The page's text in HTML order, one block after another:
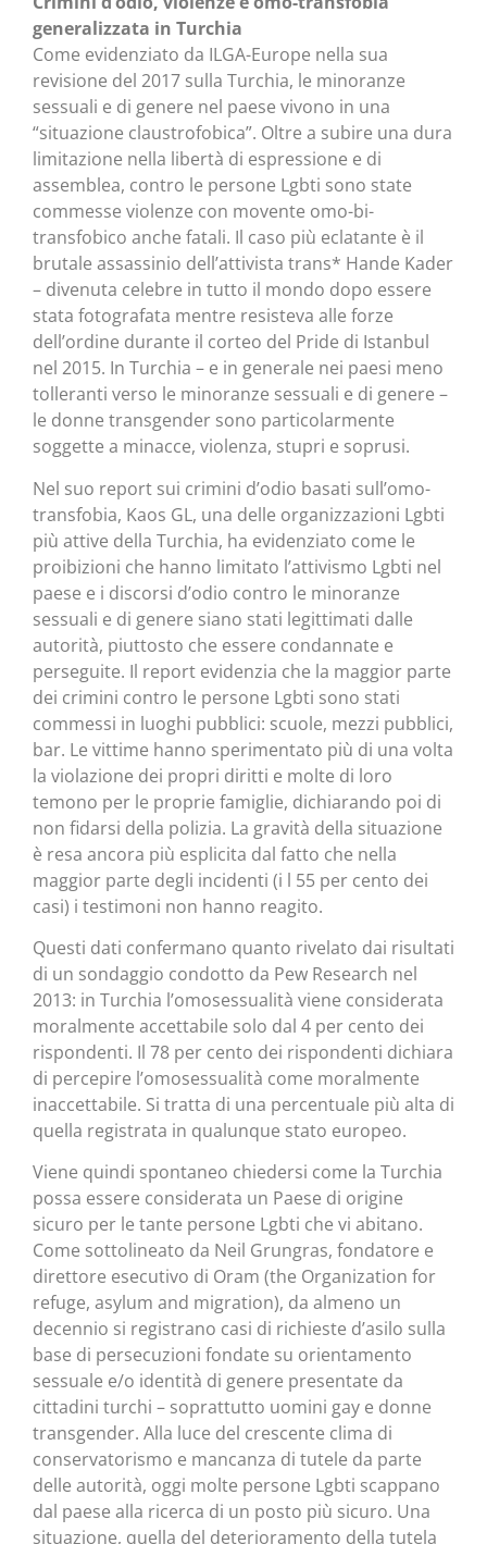
generalizzata in Turchia
Come evidenziato da ILGA-Europe nella sua
revisione del 2017 sulla Turchia, le minoranze
sessuali e di genere nel paese vivono in una
“situazione claustrofobica”. Oltre a subire una dura
limitazione nella libertà di espressione e di
assemblea, contro le persone Lgbti sono state
commesse violenze con movente omo-bi-
transfobico anche fatali. Il caso più eclatante è il
brutale assassinio dell’attivista trans* Hande Kader
– divenuta celebre in tutto il mondo dopo essere
stata fotografata mentre resisteva alle forze
dell’ordine durante il corteo del Pride di Istanbul
nel 2015. In Turchia – e in generale nei paesi meno
tolleranti verso le minoranze sessuali e di genere –
le donne transgender sono particolarmente
soggette a minacce, violenza, stupri e soprusi.
Nel suo report sui crimini d’odio basati sull’omo-
transfobia, Kaos GL, una delle organizzazioni Lgbti
più attive della Turchia, ha evidenziato come le
proibizioni che hanno limitato l’attivismo Lgbti nel
paese e i discorsi d’odio contro le minoranze
sessuali e di genere siano stati legittimati dalle
autorità, piuttosto che essere condannate e
perseguite. Il report evidenzia che la maggior parte
dei crimini contro le persone Lgbti sono stati
commessi in luoghi pubblici: scuole, mezzi pubblici,
bar. Le vittime hanno sperimentato più di una volta
la violazione dei propri diritti e molte di loro
temono per le proprie famiglie, dichiarando poi di
non fidarsi della polizia. La gravità della situazione
è resa ancora più esplicita dal fatto che nella
maggior parte degli incidenti (i l 55 per cento dei
casi) i testimoni non hanno reagito.
Questi dati confermano quanto rivelato dai risultati
di un sondaggio condotto da Pew Research nel
2013: in Turchia l’omosessualità viene considerata
moralmente accettabile solo dal 4 per cento dei
rispondenti. Il 78 per cento dei rispondenti dichiara
di percepire l’omosessualità come moralmente
inaccettabile. Si tratta di una percentuale più alta di
quella registrata in qualunque stato europeo.
Viene quindi spontaneo chiedersi come la Turchia
possa essere considerata un Paese di origine
sicuro per le tante persone Lgbti che vi abitano.
Come sottolineato da Neil Grungras, fondatore e
direttore esecutivo di Oram (the Organization for
refuge, asylum and migration), da almeno un
decennio si registrano casi di richieste d’asilo sulla
base di persecuzioni fondate su orientamento
sessuale e/o identità di genere presentate da
cittadini turchi – soprattutto uomini gay e donne
transgender. Alla luce del crescente clima di
conservatorismo e mancanza di tutele da parte
delle autorità, oggi molte persone Lgbti scappano
dal paese alla ricerca di un posto più sicuro. Una
situazione, quella del deterioramento della tutela